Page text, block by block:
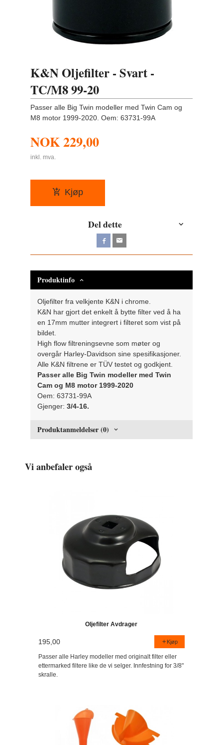
K&N Oljefilter - Svart -
TC/M8 99-20
Passer alle Big Twin modeller med Twin Cam og
M8 motor 1999-2020. Oem: 63731-99A
NOK229,00
inkl. mva.
Kjøp
Del dette
Produktinfo
Oljefilter fra velkjente K&N i chrome.
K&N har gjort det enkelt å bytte filter ved å ha
en 17mm mutter integrert i filteret som vist på
bildet.
High flow filtreningsevne som møter og
overgår Harley-Davidson sine spesifikasjoner.
Alle K&N filtrene er TÜV testet og godkjent.
Passer alle Big Twin modeller med Twin
Cam og M8 motor 1999-2020
Oem: 63731-99A
Gjenger:3/4-16.
Produktanmeldelser (0)
Vi anbefaler også
Oljefilter Avdrager
195,00 Kjøp
Passer alle Harley modeller med originalt filter eller
ettermarked filtere like de vi selger. Innfestning for 3/8"
skralle.